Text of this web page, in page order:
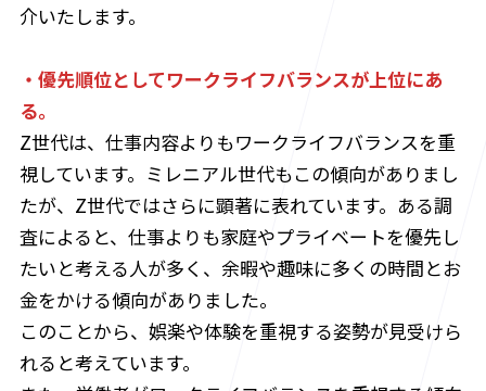
介いたします。
・優先順位としてワークライフバランスが上位にあ
る。
Z世代は、仕事内容よりもワークライフバランスを重
視しています。ミレニアル世代もこの傾向がありまし
たが、Z世代ではさらに顕著に表れています。ある調
査によると、仕事よりも家庭やプライベートを優先し
たいと考える人が多く、余暇や趣味に多くの時間とお
金をかける傾向がありました。
このことから、娯楽や体験を重視する姿勢が見受けら
れると考えています。